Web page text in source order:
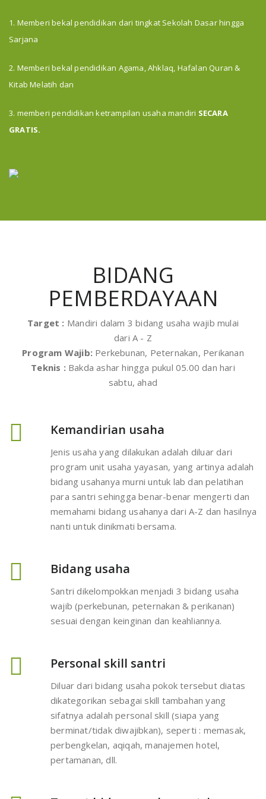
1. Memberi bekal pendidikan dari tingkat Sekolah Dasar hingga
Sarjana
2. Memberi bekal pendidikan Agama, Ahklaq, Hafalan Quran &
Kitab Melatih dan
3. memberi pendidikan ketrampilan usaha mandiri SECARA
GRATIS.
BIDANG
PEMBERDAYAAN
Target : Mandiri dalam 3 bidang usaha wajib mulai
dari A - Z
Program Wajib: Perkebunan, Peternakan, Perikanan
Teknis : Bakda ashar hingga pukul 05.00 dan hari
sabtu, ahad
Kemandirian usaha
Jenis usaha yang dilakukan adalah diluar dari
program unit usaha yayasan, yang artinya adalah
bidang usahanya murni untuk lab dan pelatihan
para santri sehingga benar-benar mengerti dan
memahami bidang usahanya dari A-Z dan hasilnya
nanti untuk dinikmati bersama.
Bidang usaha
Santri dikelompokkan menjadi 3 bidang usaha
wajib (perkebunan, peternakan & perikanan)
sesuai dengan keinginan dan keahliannya.
Personal skill santri
Diluar dari bidang usaha pokok tersebut diatas
dikategorikan sebagai skill tambahan yang
sifatnya adalah personal skill (siapa yang
berminat/tidak diwajibkan), seperti : memasak,
perbengkelan, aqiqah, manajemen hotel,
pertamanan, dll.